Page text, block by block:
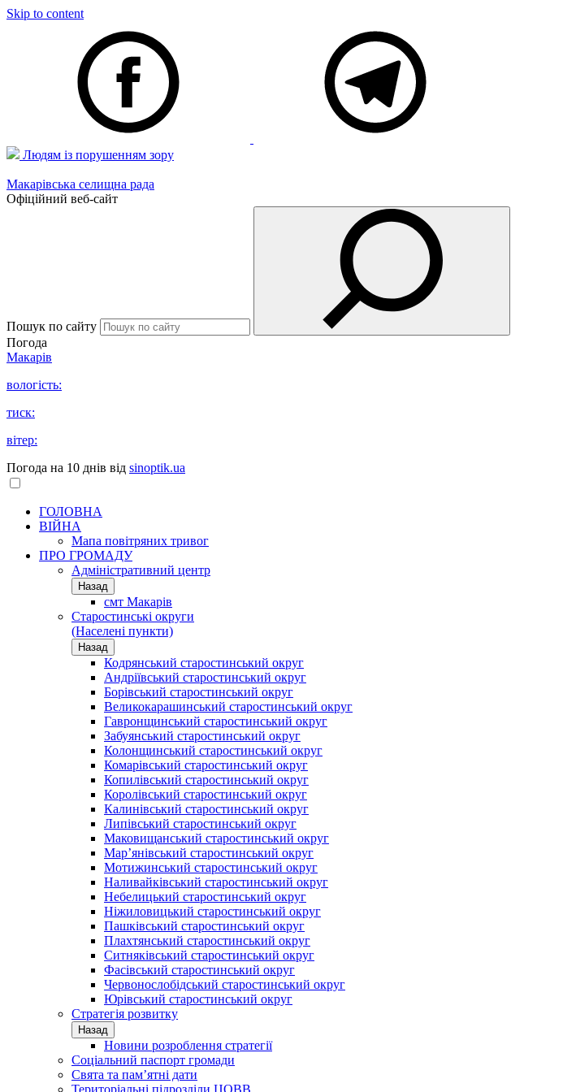
Skip to content
Людям із порушенням зору
Макарівська селищна рада
Офіційний веб-сайт
Пошук по сайту
Погода
Макарів
вологість:
тиск:
вітер:
Погода на 10 днів від sinoptik.ua
ГОЛОВНА
ВІЙНА
Мапа повітряних тривог
ПРО ГРОМАДУ
Aдміністративний центр
Назад
смт Макарів
Старостинські округи
(Населені пункти)
Назад
Кодрянський старостинський округ
Андріївський старостинський округ
Борівський старостинський округ
Великокарашинський старостинський округ
Гавронщинський старостинський округ
Забуянський старостинський округ
Колонщинський старостинський округ
Комарівський старостинський округ
Копилівський старостинський округ
Королівський старостинський округ
Калинівський старостинський округ
Липівський старостинський округ
Маковищанський старостинський округ
Мар’янівський старостинський округ
Мотижинський старостинський округ
Наливайківський старостинський округ
Небелицький старостинський округ
Ніжиловицький старостинський округ
Пашківський старостинський округ
Плахтянський старостинський округ
Ситняківський старостинський округ
Фасівський старостинський округ
Червонослобідський старостинський округ
Юрівський старостинський округ
Стратегія розвитку
Назад
Новини розроблення стратегії
Соціальний паспорт громади
Свята та пам’ятні дати
Територіальні підрозділи ЦОВВ